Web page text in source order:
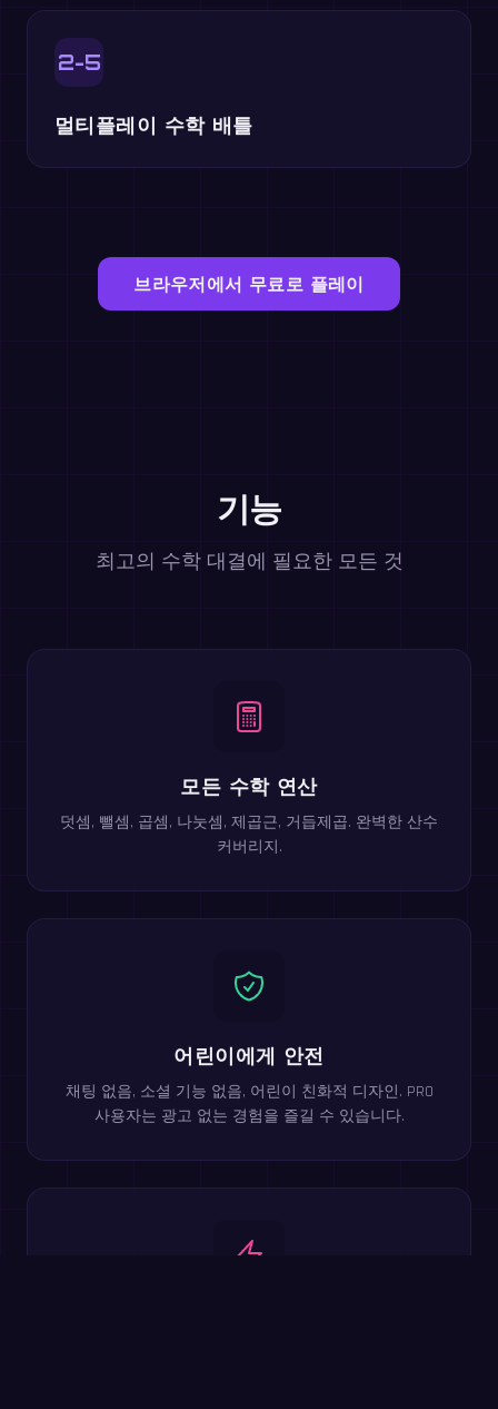
2-5
멀티플레이 수학 배틀
브라우저에서 무료로 플레이
기능
최고의 수학 대결에 필요한 모든 것
모든 수학 연산
덧셈, 뺄셈, 곱셈, 나눗셈, 제곱근, 거듭제곱. 완벽한 산수
커버리지.
어린이에게 안전
채팅 없음, 소셜 기능 없음, 어린이 친화적 디자인. PRO
사용자는 광고 없는 경험을 즐길 수 있습니다.